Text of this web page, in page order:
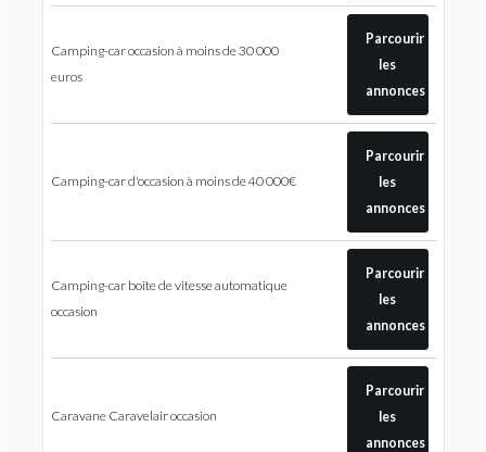
Camping-car occasion à moins de 30 000
euros
Parcourir
les
annonces
Camping-car d'occasion à moins de 40 000€
Parcourir
les
annonces
Camping-car boîte de vitesse automatique
occasion
Parcourir
les
annonces
Caravane Caravelair occasion
Parcourir
les
annonces